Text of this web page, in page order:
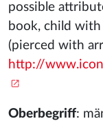
possible
book, child
(pierced with
http://
Oberbegriff: